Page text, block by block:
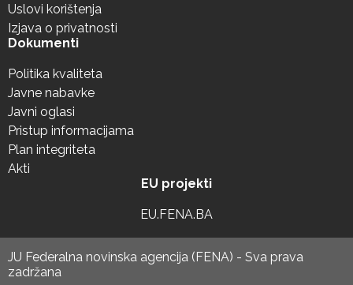
Uslovi korištenja
Izjava o privatnosti
Dokumenti
Politika kvaliteta
Javne nabavke
Javni oglasi
Pristup informacijama
Plan integriteta
Akti
EU projekti
EU.FENA.BA
JU Federalna novinska agencija (FENA) - Sva prava
zadržana